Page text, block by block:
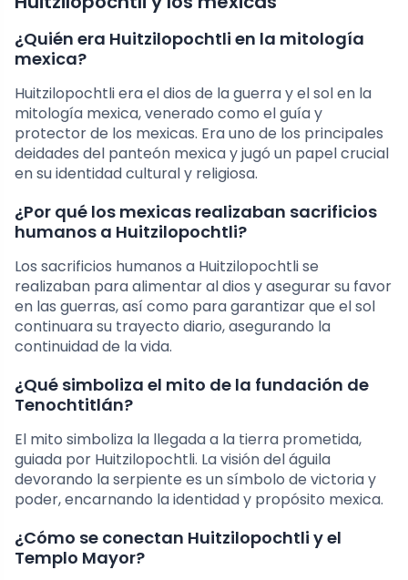
¿Quién era Huitzilopochtli en la mitología
mexica?
Huitzilopochtli era el dios de la guerra y el sol en la
mitología mexica, venerado como el guía y
protector de los mexicas. Era uno de los principales
deidades del panteón mexica y jugó un papel crucial
en su identidad cultural y religiosa.
¿Por qué los mexicas realizaban sacrificios
humanos a Huitzilopochtli?
Los sacrificios humanos a Huitzilopochtli se
realizaban para alimentar al dios y asegurar su favor
en las guerras, así como para garantizar que el sol
continuara su trayecto diario, asegurando la
continuidad de la vida.
¿Qué simboliza el mito de la fundación de
Tenochtitlán?
El mito simboliza la llegada a la tierra prometida,
guiada por Huitzilopochtli. La visión del águila
devorando la serpiente es un símbolo de victoria y
poder, encarnando la identidad y propósito mexica.
¿Cómo se conectan Huitzilopochtli y el
Templo Mayor?